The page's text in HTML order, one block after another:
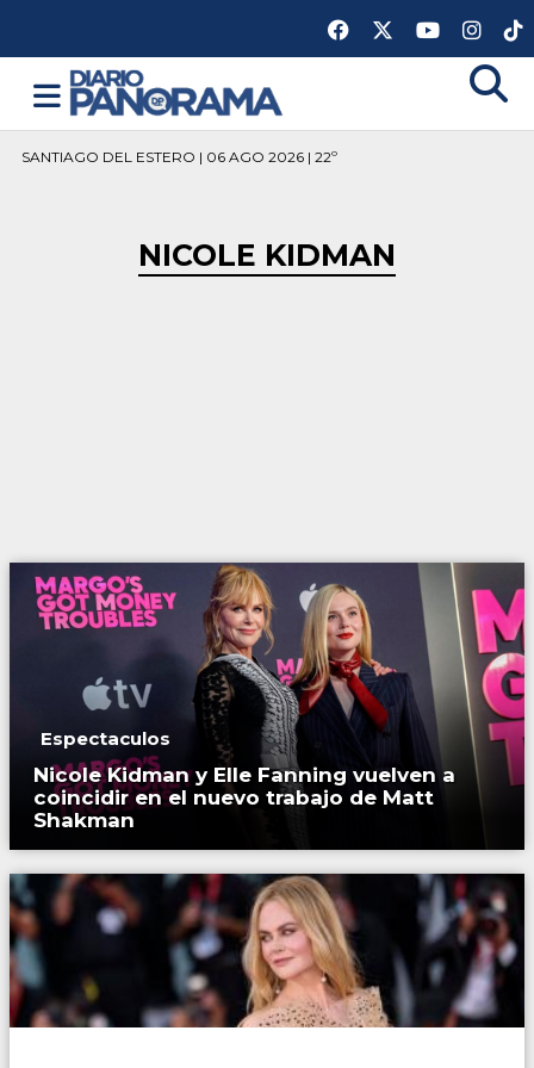
SANTIAGO DEL ESTERO | 06 AGO 2026 | 22º
NICOLE KIDMAN
Espectaculos
Nicole Kidman y Elle Fanning vuelven a
coincidir en el nuevo trabajo de Matt
Shakman